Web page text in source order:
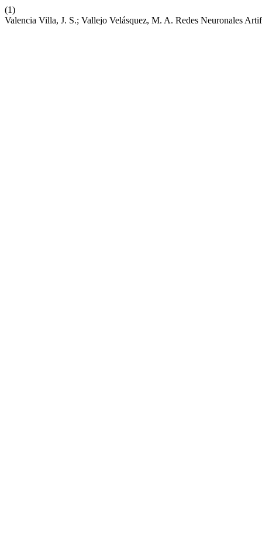
(1)
Valencia Villa, J. S.; Vallejo Velásquez, M. A. Redes Neuronales